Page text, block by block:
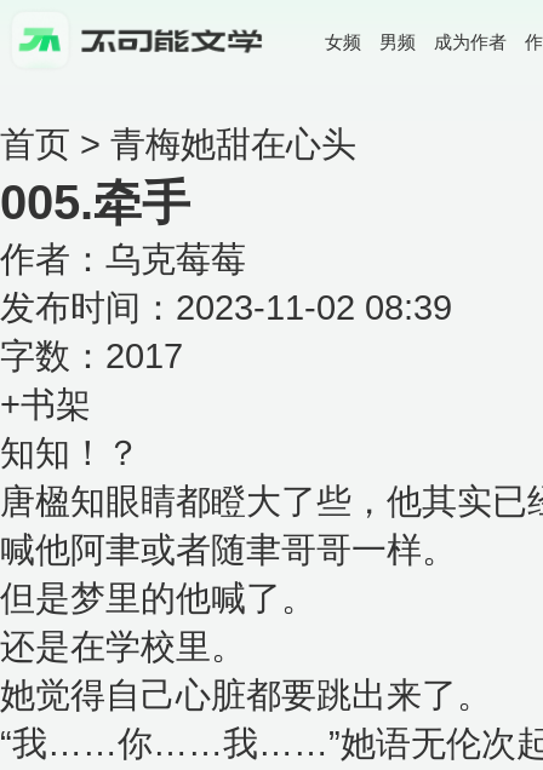
女频 男频 成为作者
首页 > 青梅她甜在心头
005.牵手
作者：乌克莓莓
发布时间：2023-11-02 08:39
字数：2017
+书架
知知！？
唐楹知眼睛都瞪大了些，他其实
喊他阿聿或者随聿哥哥一样。
但是梦里的他喊了。
还是在学校里。
她觉得自己心脏都要跳出来了。
“我……你……我……”她语无伦次